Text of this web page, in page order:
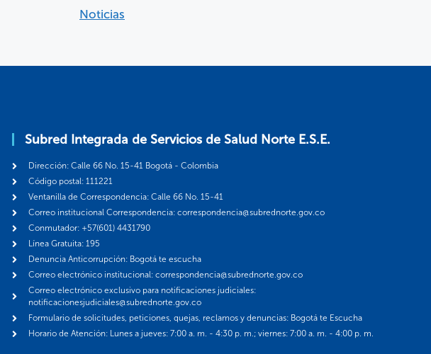
Noticias
Subred Integrada de Servicios de Salud Norte E.S.E.
Dirección: Calle 66 No. 15-41 Bogotá - Colombia
Código postal: 111221
Ventanilla de Correspondencia: Calle 66 No. 15-41
Correo institucional Correspondencia: correspondencia@subrednorte.gov.co
Conmutador: +57(601) 4431790
Línea Gratuita: 195
Denuncia Anticorrupción: Bogotá te escucha
Correo electrónico institucional: correspondencia@subrednorte.gov.co
Correo electrónico exclusivo para notificaciones judiciales:
notificacionesjudiciales@subrednorte.gov.co
Formulario de solicitudes, peticiones, quejas, reclamos y denuncias: Bogotá te Escucha
Horario de Atención: Lunes a jueves: 7:00 a. m. - 4:30 p. m.; viernes: 7:00 a. m. - 4:00 p. m.